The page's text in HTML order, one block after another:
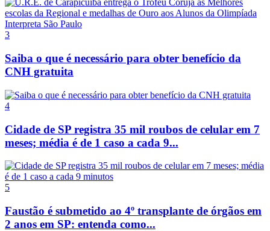
3
Saiba o que é necessário para obter benefício da
CNH gratuita
4
Cidade de SP registra 35 mil roubos de celular em 7
meses; média é de 1 caso a cada 9...
5
Faustão é submetido ao 4º transplante de órgãos em
2 anos em SP: entenda como...